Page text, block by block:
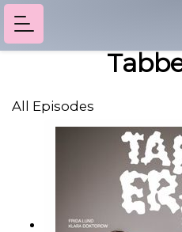
All Episodes